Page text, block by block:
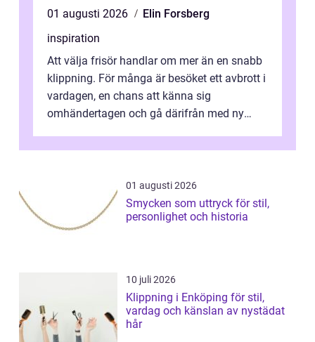
01 augusti 2026
Elin Forsberg
inspiration
Att välja frisör handlar om mer än en snabb
klippning. För många är besöket ett avbrott i
vardagen, en chans att känna sig
omhändertagen och gå därifrån med ny
01 augusti 2026
Smycken som uttryck för stil,
personlighet och historia
10 juli 2026
Klippning i Enköping för stil,
vardag och känslan av nystädat
hår